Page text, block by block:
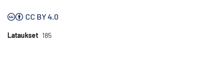
CC BY 4.0
Lataukset 185